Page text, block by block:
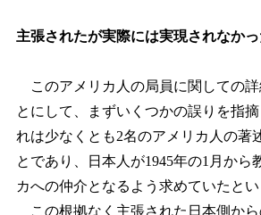
主張されたが実際には実現されなか
このアメリカ人の局員に関しての詳
とにして、まずいくつかの誤りを指
れは少なくとも2名のアメリカ人の著
とであり、日本人が1945年の1月から
カへの仲介となるよう求めていたとい
この根拠なく主張された日本側から